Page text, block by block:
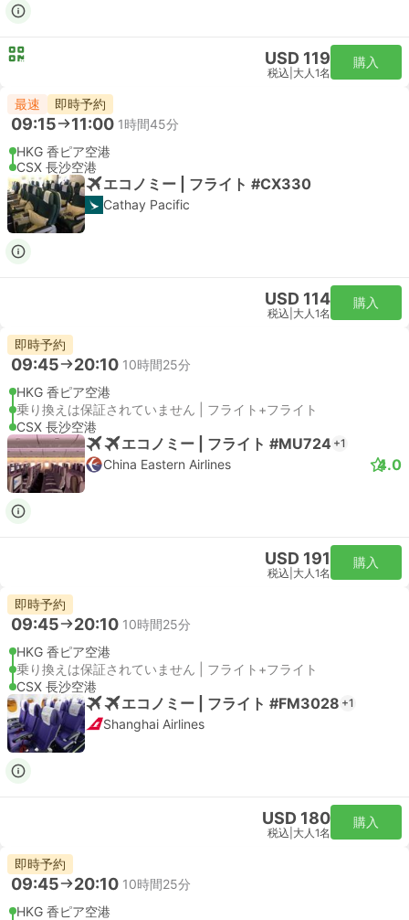
USD 119
税込 大人1名
購入
最速 即時予約
09:15 11:00 1時間45分
HKG 香ピア空港
CSX 長沙空港
エコノミー | フライト #CX330
Cathay Pacific
USD 114
税込 大人1名
購入
即時予約
09:45 20:10 10時間25分
HKG 香ピア空港
乗り換えは保証されていません | フライト+フライト
CSX 長沙空港
エコノミー | フライト #MU724 +1
China Eastern Airlines 4.0
USD 191
税込 大人1名
購入
即時予約
09:45 20:10 10時間25分
HKG 香ピア空港
乗り換えは保証されていません | フライト+フライト
CSX 長沙空港
エコノミー | フライト #FM3028 +1
Shanghai Airlines
USD 180
税込 大人1名
購入
即時予約
09:45 20:10 10時間25分
HKG 香ピア空港